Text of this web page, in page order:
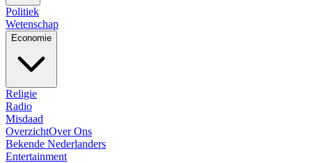
Politiek
Wetenschap
Economie
Religie
Radio
Misdaad
OverzichtOver Ons
Bekende Nederlanders
Entertainment